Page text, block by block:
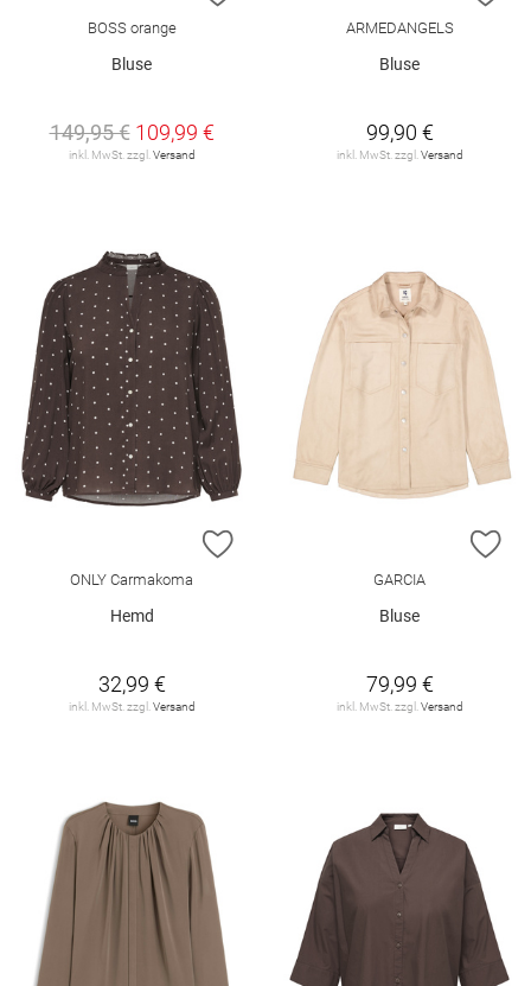
BOSS orange
Bluse
149,95 € 109,99 €
inkl. MwSt. zzgl. Versand
ARMEDANGELS
Bluse
99,90 €
inkl. MwSt. zzgl. Versand
ZUR WUNSCHLISTE HINZUFÜGEN
ONLY Carmakoma
Hemd
32,99 €
inkl. MwSt. zzgl.Versand
GARCIA
Bluse
79,99 €
inkl. MwSt. zzgl.Versand